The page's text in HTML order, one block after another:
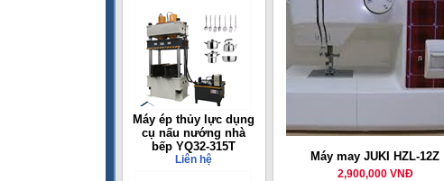
Máy ép thủy lực dụng
cụ nấu nướng nhà
bếp YQ32-315T
Liên hệ Máy may JUKI HZL-12Z
2,900,000 VNĐ